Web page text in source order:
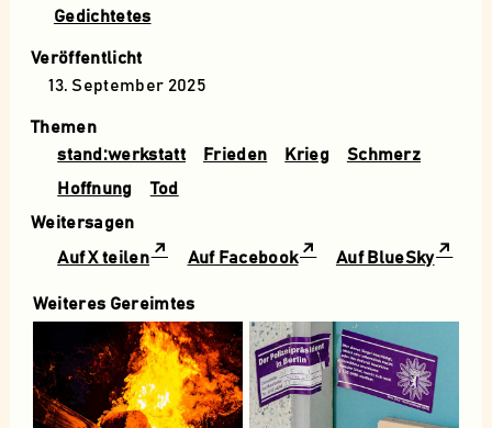
Gedichtetes
Veröffentlicht
13. September 2025
Themen
stand:werkstatt
Frieden Krieg
Schmerz
Hoffnung
Tod
Weitersagen
Auf X teilen
Auf Facebook Auf BlueSky
Weiteres Gereimtes